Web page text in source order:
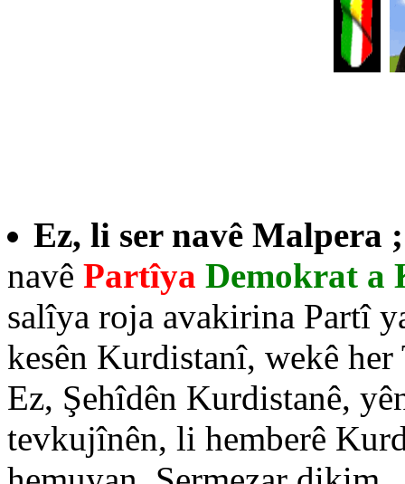
Ez, li ser navê Malpera
navê Partîya Demokrat
salîya roja avakirina Partî
kesên Kurdistanî, wekê
Ez, Şehîdên Kurdistanê,
tevkujînên, li hemberê